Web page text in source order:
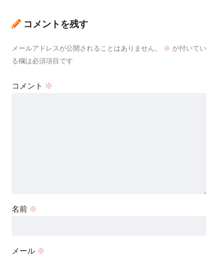
コメントを残す
メールアドレスが公開されることはありません。 ※ が付いてい
る欄は必須項目です
コメント ※
名前 ※
メール ※